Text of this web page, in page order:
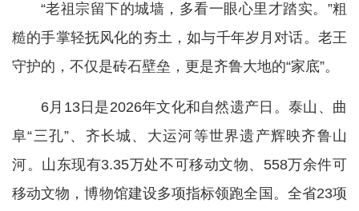
“老祖宗留下的城墙，多看一眼心里才踏实。”粗
糙的手掌轻抚风化的夯土，如与千年岁月对话。老王
守护的，不仅是砖石壁垒，更是齐鲁大地的“家底”。
6月13日是2026年文化和自然遗产日。泰山、曲
阜“三孔”、齐长城、大运河等世界遗产辉映齐鲁山
河。山东现有3.35万处不可移动文物、558万余件可
移动文物，博物馆建设多项指标领跑全国。全省23项